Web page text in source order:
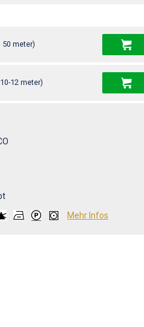
50 meter)
12 meter)
Mehr Infos